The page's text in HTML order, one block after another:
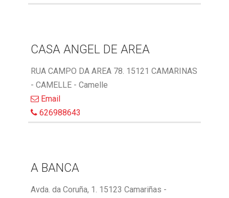
CASA ANGEL DE AREA
RUA CAMPO DA AREA 78. 15121 CAMARINAS
- CAMELLE - Camelle
Email
626988643
A BANCA
Avda. da Coruña, 1. 15123 Camariñas -